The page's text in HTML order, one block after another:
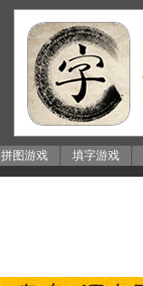
拼图游戏 填字游戏